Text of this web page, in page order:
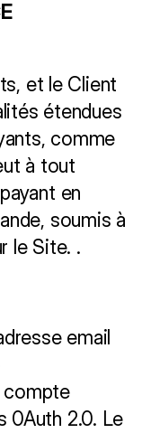
et le Client
étendues
comme
à tout
en
soumis à
le Site. .
email
compte
0Auth 2.0. Le